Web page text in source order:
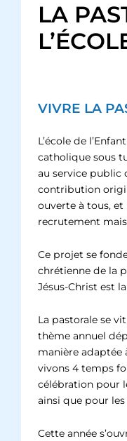
LA
VIVRE LA
L’école de
catholique sous
au service public
contribution
ouverte à tous, et
recrutement
Ce projet se
chrétienne de la
Jésus-Christ est
La pastorale se
thème annuel
manière adaptée
vivons 4 temps
célébration pour
ainsi que pour
Cette année